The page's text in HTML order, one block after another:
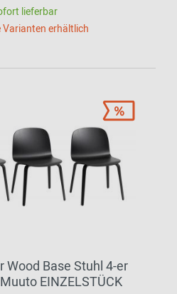
lieferbar
Varianten erhältlich
Wood Base Stuhl 4-er
EINZELSTÜCK